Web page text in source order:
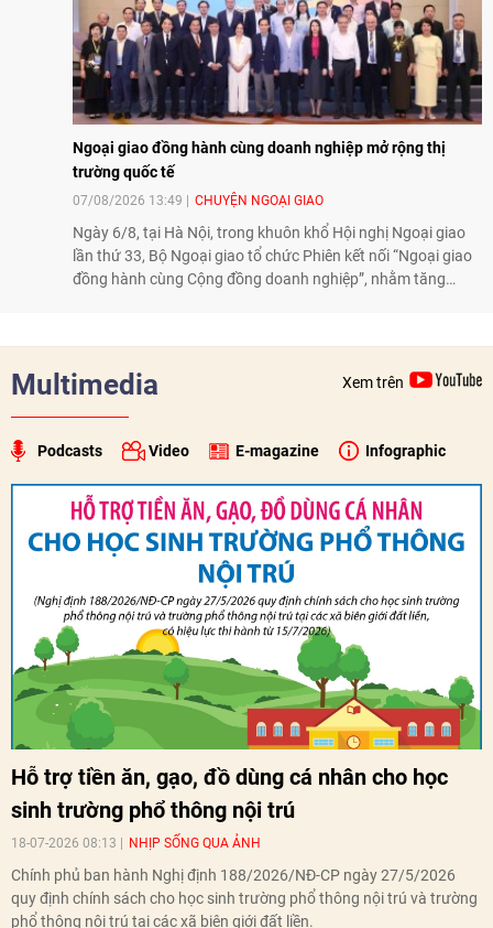
Ngoại giao đồng hành cùng doanh nghiệp mở rộng thị
trường quốc tế
07/08/2026 13:49 CHUYỆN NGOẠI GIAO
Ngày 6/8, tại Hà Nội, trong khuôn khổ Hội nghị Ngoại giao
lần thứ 33, Bộ Ngoại giao tổ chức Phiên kết nối “Ngoại giao
đồng hành cùng Cộng đồng doanh nghiệp”, nhằm tăng
lực phục vụ phát triển đất nước.
Multimedia Xem trên
Podcasts Video E-magazine Infographic
Hỗ trợ tiền ăn, gạo, đồ dùng cá nhân cho học
sinh trường phổ thông nội trú
18-07-2026 08:13 NHỊP SỐNG QUA ẢNH
Chính phủ ban hành Nghị định 188/2026/NĐ-CP ngày 27/5/2026
quy định chính sách cho học sinh trường phổ thông nội trú và trường
phổ thông nội trú tại các xã biên giới đất liền.